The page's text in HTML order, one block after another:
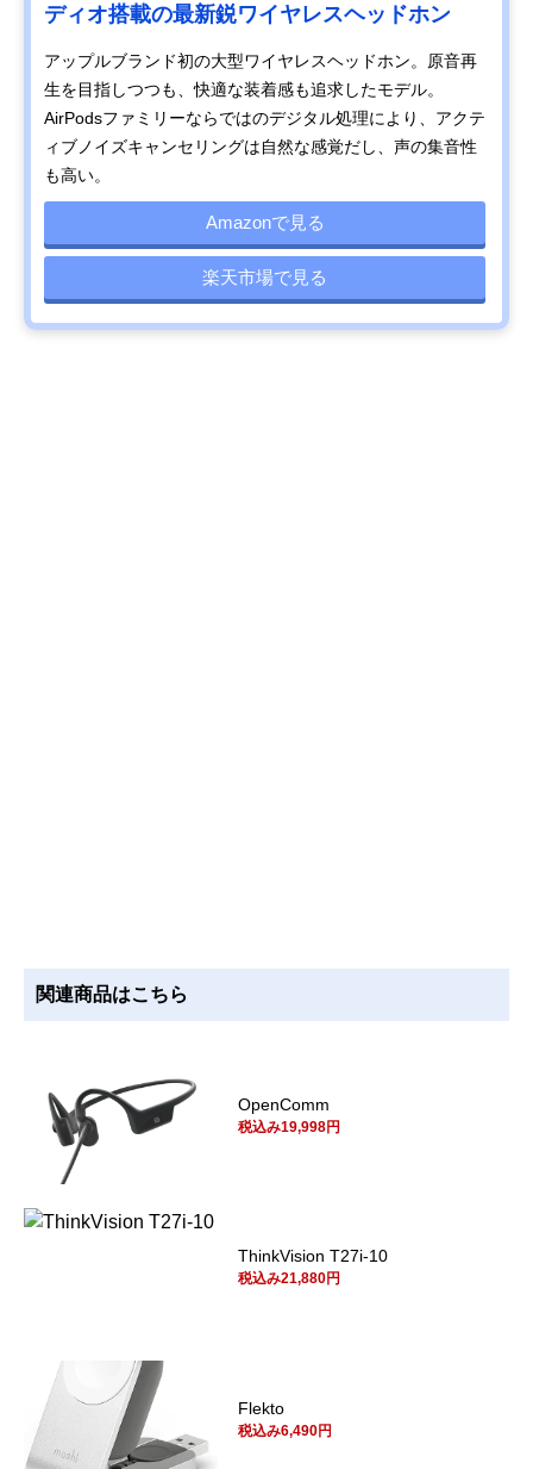
ディオ搭載の最新鋭ワイヤレスヘッドホン
アップルブランド初の大型ワイヤレスヘッドホン。原音再
生を目指しつつも、快適な装着感も追求したモデル。
AirPodsファミリーならではのデジタル処理により、アクテ
ィブノイズキャンセリングは自然な感覚だし、声の集音性
も高い。
Amazonで見る
楽天市場で見る
関連商品はこちら
OpenComm
税込み19,998円
ThinkVision T27i-10
税込み21,880円
Flekto
税込み6,490円